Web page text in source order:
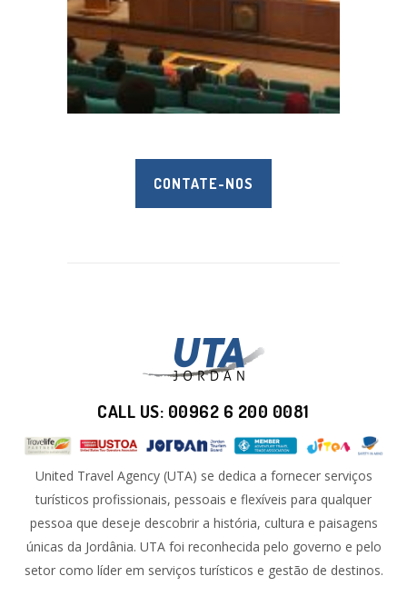
CONTATE-NOS
CALL US: 00962 6 200 0081
United Travel Agency (UTA) se dedica a fornecer serviços
turísticos profissionais, pessoais e flexíveis para qualquer
pessoa que deseje descobrir a história, cultura e paisagens
únicas da Jordânia. UTA foi reconhecida pelo governo e pelo
setor como líder em serviços turísticos e gestão de destinos.